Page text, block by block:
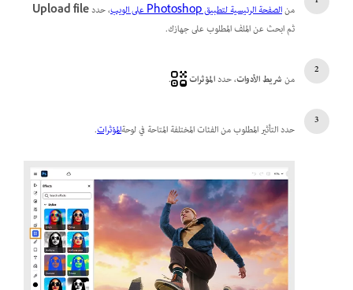
منالصفحة الرئيسية لتطبيق Photoshop على الويب ، حددUpload file
ثم ابحث عن الملف المطلوب على جهازك.
منشريط الأدوات، حددالمؤثرات .
حدد التأثير المطلوب من الفئات المختلفة المتاحة في لوحةالمؤثرات.